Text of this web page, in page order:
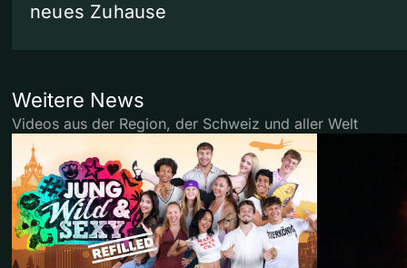
neues Zuhause
Weitere News
Videos aus der Region, der Schweiz und aller Welt